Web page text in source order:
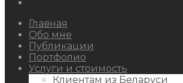
Главная
Обо мне
Публикации
Портфолио
Услуги и стоимость
Клиентам из Беларуси